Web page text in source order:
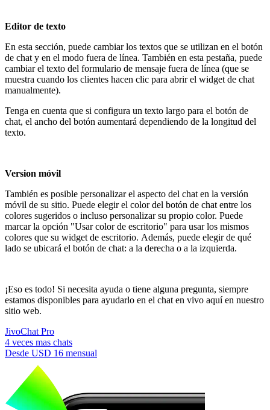
Editor de texto
En esta sección, puede cambiar los textos que se utilizan en el botón
de chat y en el modo fuera de línea. También en esta pestaña, puede
cambiar el texto del formulario de mensaje fuera de línea (que se
muestra cuando los clientes hacen clic para abrir el widget de chat
manualmente).
Tenga en cuenta que si configura un texto largo para el botón de
chat, el ancho del botón aumentará dependiendo de la longitud del
texto.
Version móvil
También es posible personalizar el aspecto del chat en la versión
móvil de su sitio. Puede elegir el color del botón de chat entre los
colores sugeridos o incluso personalizar su propio color. Puede
marcar la opción "Usar color de escritorio" para usar los mismos
colores que su widget de escritorio. Además, puede elegir de qué
lado se ubicará el botón de chat: a la derecha o a la izquierda.
¡Eso es todo! Si necesita ayuda o tiene alguna pregunta, siempre
estamos disponibles para ayudarlo en el chat en vivo aquí en nuestro
sitio web.
JivoChat Pro
4 veces mas chats
Desde USD 16 mensual